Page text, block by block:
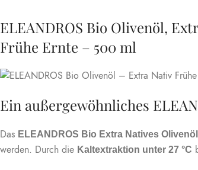
ELEANDROS Bio Olivenöl,
Frühe Ernte – 500 ml
Ein außergewöhnliches
Das ELEANDROS Bio Extra Natives
werden. Durch die Kaltextraktion unter 27 °C